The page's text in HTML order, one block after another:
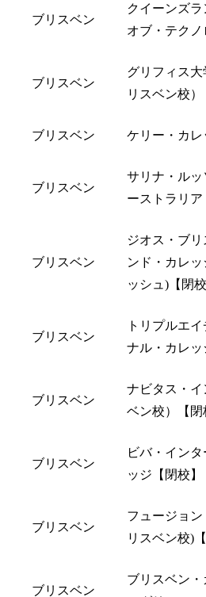
ブリスベン
クイーンズラ
オブ・テクノ
ブリスベン
グリフィス
リスベン校）
ブリスベン ケリー・カレ
ブリスベン
サリナ・ル
ーストラリア
ブリスベン
ジオス・ブ
ンド・カレ
ッシュ)【閉校
ブリスベン
トリプルエ
ナル・カレッ
ブリスベン
ナビタス・イ
ベン校）【閉
ブリスベン
ビバ・イン
ッジ【閉校】
ブリスベン
フュージョ
リスベン校)【
ブリスベン
ブリスベン